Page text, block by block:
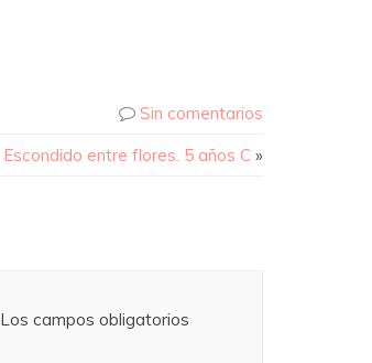
Sin comentarios
Escondido entre flores. 5 años C »
Los campos obligatorios